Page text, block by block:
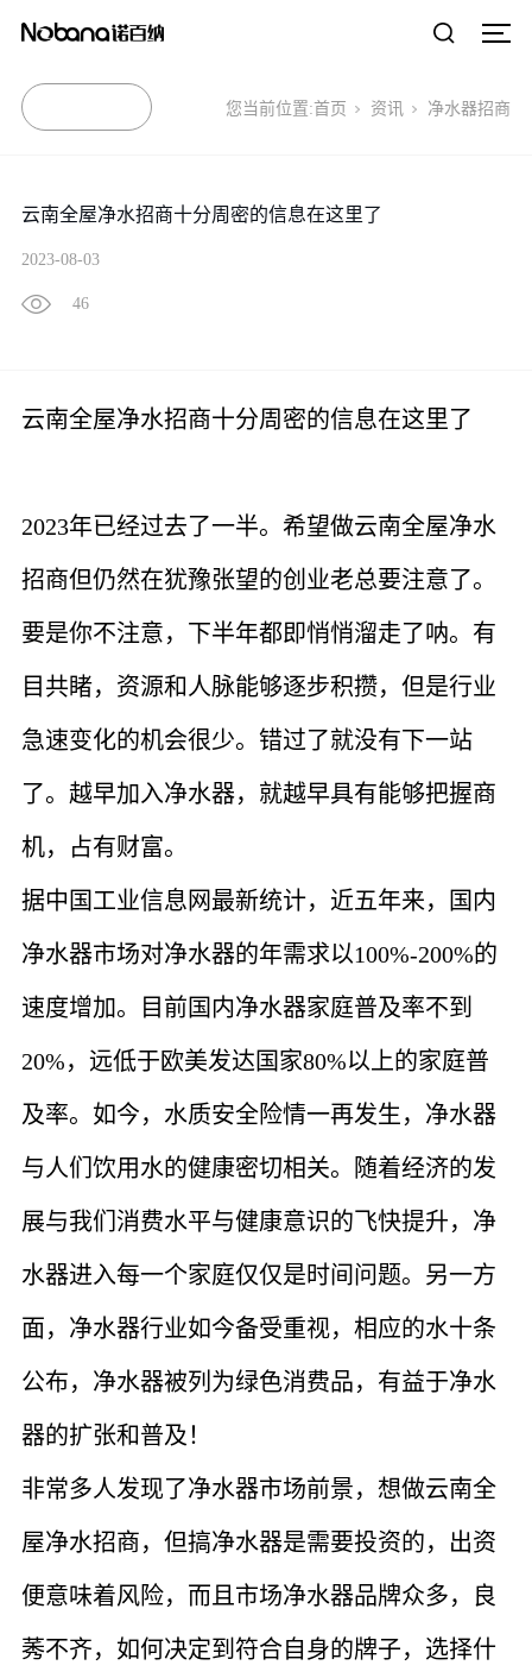
您当前位置:首页 资讯 净水器招商
云南全屋净水招商十分周密的信息在这里了
2023-08-03
46
云南全屋净水招商十分周密的信息在这里了
2023年已经过去了一半。希望做云南全屋净水
招商但仍然在犹豫张望的创业老总要注意了。
要是你不注意，下半年都即悄悄溜走了呐。有
目共睹，资源和人脉能够逐步积攒，但是行业
急速变化的机会很少。错过了就没有下一站
了。越早加入净水器，就越早具有能够把握商
机，占有财富。
据中国工业信息网最新统计，近五年来，国内
净水器市场对净水器的年需求以100%-200%的
速度增加。目前国内净水器家庭普及率不到
20%，远低于欧美发达国家80%以上的家庭普
及率。如今，水质安全险情一再发生，净水器
与人们饮用水的健康密切相关。随着经济的发
展与我们消费水平与健康意识的飞快提升，净
水器进入每一个家庭仅仅是时间问题。另一方
面，净水器行业如今备受重视，相应的水十条
公布，净水器被列为绿色消费品，有益于净水
器的扩张和普及！
非常多人发现了净水器市场前景，想做云南全
屋净水招商，但搞净水器是需要投资的，出资
便意味着风险，而且市场净水器品牌众多，良
莠不齐，如何决定到符合自身的牌子，选择什